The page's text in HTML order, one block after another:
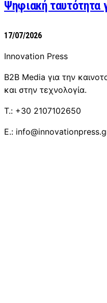
Ψηφιακή ταυτότητα
17/07/2026
Innovation Press
B2B Media για την
και στην τεχνολογία.
T.: +30 2107102650
E.: